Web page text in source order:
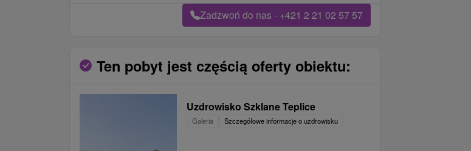
Zadzwoń do nas - +421 2 21 02 57 57
Ten pobyt jest częścią oferty obiektu:
Uzdrowisko Szklane Teplice
Galeria Szczegółowe informacje o uzdrowisku